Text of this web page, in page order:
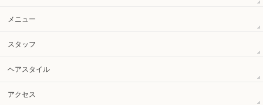
メニュー
スタッフ
ヘアスタイル
アクセス